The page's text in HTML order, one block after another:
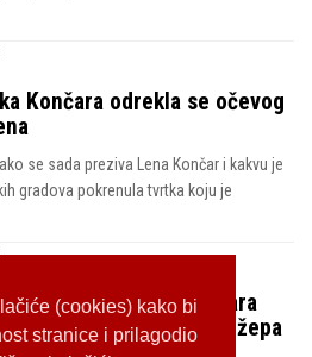
(cookies) kako bi
stranice i prilagodio
Končara odrekla se očevog
se sada preziva Lena Končar i kakvu je
gradova pokrenula tvrtka koju je
zrakoplov Danka Končara
smrtnicima dubokog džepa